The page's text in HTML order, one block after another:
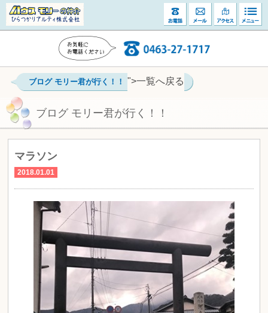
ブログ モリー君が行く！！ ">一覧へ戻る
ブログ モリー君が行く！！
マラソン
2018.01.01